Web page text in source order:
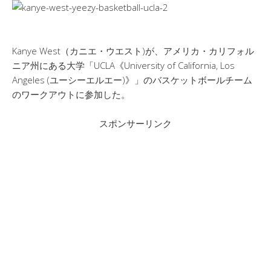
Kanye West（カニエ・ウエスト)が、アメリカ・カリフォル
ニア州にある大学「UCLA《University of California, Los
Angeles (ユーシーエルエー)》」のバスケットボールチーム
のワークアウトに参加した。
スポンサーリンク